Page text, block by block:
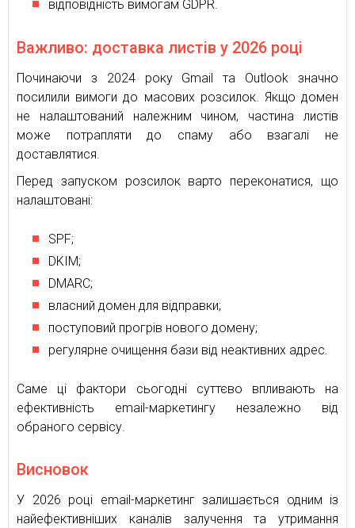
відповідність вимогам GDPR.
Важливо: доставка листів у 2026 році
Починаючи з 2024 року Gmail та Outlook значно
посилили вимоги до масових розсилок. Якщо домен
не налаштований належним чином, частина листів
може потрапляти до спаму або взагалі не
доставлятися.
Перед запуском розсилок варто переконатися, що
налаштовані:
SPF;
DKIM;
DMARC;
власний домен для відправки;
поступовий прогрів нового домену;
регулярне очищення бази від неактивних адрес.
Саме ці фактори сьогодні суттєво впливають на
ефективність email-маркетингу незалежно від
обраного сервісу.
Висновок
У 2026 році email-маркетинг залишається одним із
найефективніших каналів залучення та утримання